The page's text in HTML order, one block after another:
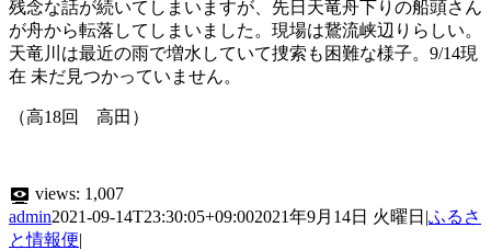
残念な話が続いてしまいますが、先日天竜舟下りの船頭さん
が舟から転落してしまいました。現場は鵞流峡辺りらしい。
天竜川は最近の雨で増水していて捜索も困難な様子。9/14現
在 未だ見つかっていません。
（高18回 高田）
views: 1,007
admin2021-09-14T23:30:05+09:002021年9月14日 火曜日 |ふるさ
と情報便|